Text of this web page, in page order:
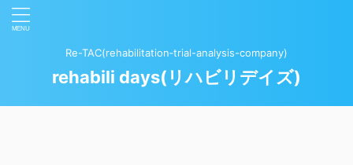
Re-TAC(rehabilitation‐trial-analysis-company)
rehabili days(リハビリデイズ)